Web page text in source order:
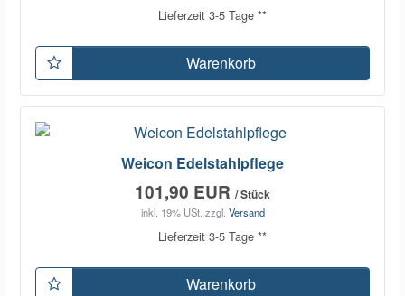
Lieferzeit 3-5 Tage **
Warenkorb
Weicon Edelstahlpflege
101,90 EUR / Stück
inkl. 19% USt. zzgl. Versand
Lieferzeit 3-5 Tage **
Warenkorb